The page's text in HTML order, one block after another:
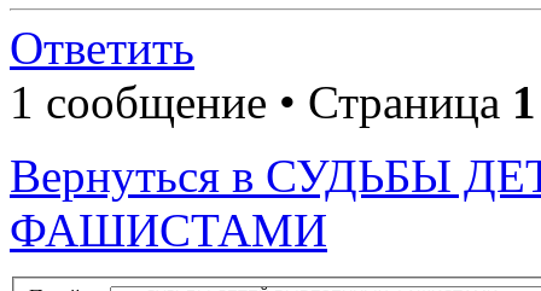
Ответить
1 сообщение • Страница 1
Вернуться в СУДЬБЫ
ФАШИСТАМИ